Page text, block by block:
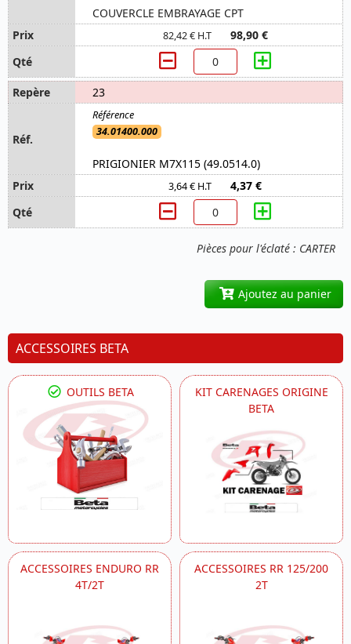
Pièces pour l'éclaté : CARTER
COUVERCLE EMBRAYAGE CPT
82,42 € H.T 98,90 €
23
34.01400.000
PRIGIONIER M7X115 (49.0514.0)
3,64 € H.T 4,37 €
Ajoutez au panier
ACCESSOIRES BETA
OUTILS BETA
KIT CARENAGES ORIGINE
BETA
ACCESSOIRES ENDURO RR
4T/2T
ACCESSOIRES RR 125/200
2T